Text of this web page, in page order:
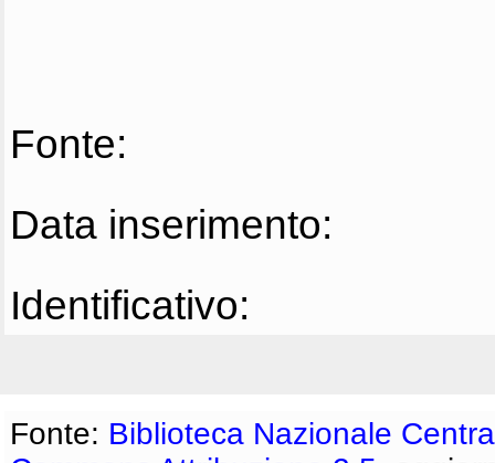
Fonte:
Data inserimento:
Identificativo:
Fonte: Biblioteca Nazionale